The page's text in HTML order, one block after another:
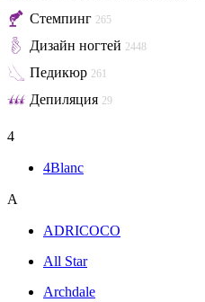
Стемпинг 265
Дизайн ногтей 2448
Педикюр 261
Депиляция 29
4
4Blanc
A
ADRICOCO
All Star
Archdale